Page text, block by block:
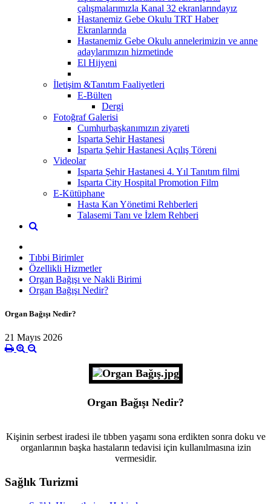
çalışmalarımızla Kanal 32 ekranlarındayız
Hastanemiz Gebe Okulu TRT Haber
Ekranlarında
Hastanemiz Gebe Okulu annelerimizin ve anne
adaylarımızın hizmetinde
El Hijyeni
İletişim &Tanıtım Faaliyetleri
E-Bülten
Dergi
Fotoğraf Galerisi
Cumhurbaşkanımızın ziyareti
Isparta Şehir Hastanesi
Isparta Şehir Hastanesi Açılış Töreni
Videolar
Isparta Şehir Hastanesi 4. Yıl Tanıtım filmi
Isparta City Hospital Promotion Film
E-Kütüphane
Hasta Kan Yönetimi Rehberleri
Talasemi Tanı ve İzlem Rehberi
Tıbbi Birimler
Özellikli Hizmetler
Organ Bağışı ve Nakli Birimi
Organ Bağışı Nedir?
Organ Bağışı Nedir?
21 Mayıs 2026
Organ Bağışı Nedir?
Kişinin serbest iradesi ile tıbben yaşamı sona erdikten sonra doku ve
organlarının başka hastaların tedavisi için kullanılmasına izin
vermesidir.
Sağlık Turizmi